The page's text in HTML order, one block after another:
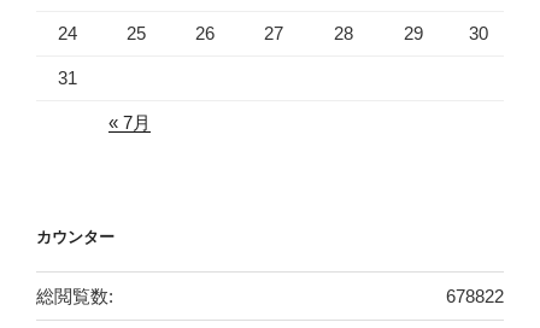
24 25 26 27 28 29 30
31
« 7月
カウンター
678822
総閲覧数: